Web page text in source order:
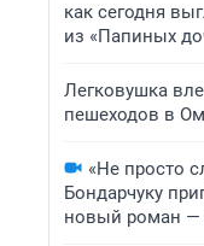
как сегодня
из «Папиных
Легковушка
пешеходов в
«Не просто
Бондарчуку
новый роман —